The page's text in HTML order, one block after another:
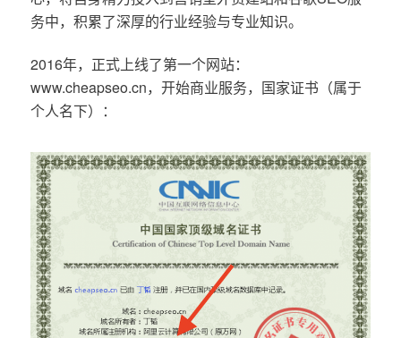
务中，积累了深厚的行业经验与专业知识。
2016年，正式上线了第一个网站：
www.cheapseo.cn，开始商业服务，国家证书（属于
个人名下）：